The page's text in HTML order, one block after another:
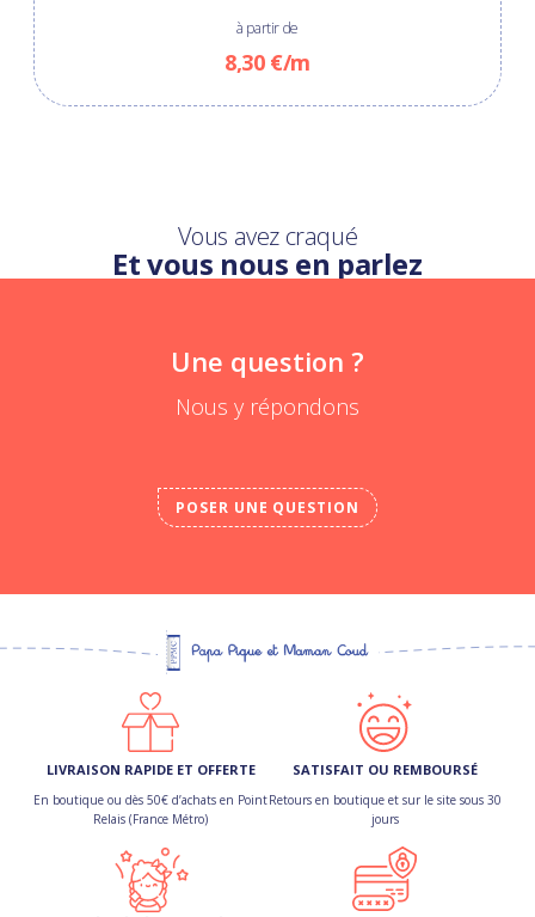
à partir de
8,30 €/m
Vous avez craqué
Et vous nous en parlez
Une question ?
Nous y répondons
POSER UNE QUESTION
LIVRAISON RAPIDE ET OFFERTE
En boutique ou dès 50€ d’achats en Point
Relais (France Métro)
SATISFAIT OU REMBOURSÉ
Retours en boutique et sur le site sous 30
jours